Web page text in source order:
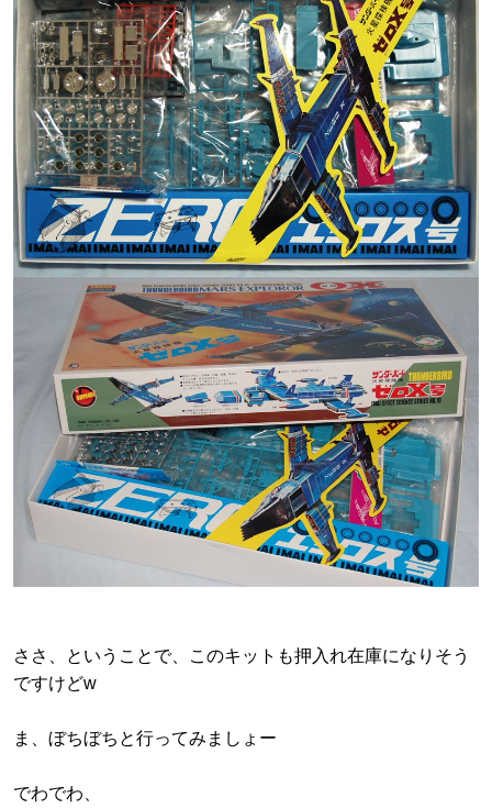
ささ、ということで、このキットも押入れ在庫になりそう
ですけどw
ま、ぼちぼちと行ってみましょー
でわでわ、